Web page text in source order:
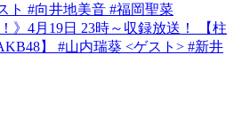
ト #向井地美音 #福岡聖菜
》4月19日 23時～収録放送！ 【柱
】 #山内瑞葵 <ゲスト> #新井